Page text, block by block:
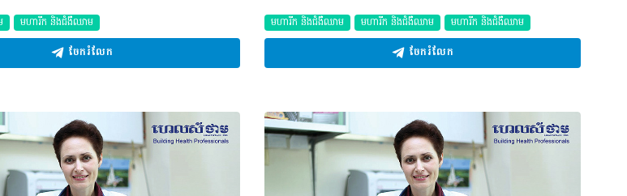
មហារីក និងជំងឺឈាម
ចែករំលែក
មហារីក និងជំងឺឈាម មហារីក និងជំងឺឈាម មហារីក និងជំងឺឈាម
ចែករំលែក